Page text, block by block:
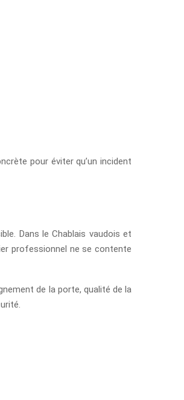
pour éviter qu’un incident
Dans le Chablais vaudois et
professionnel ne se contente
de la porte, qualité de la